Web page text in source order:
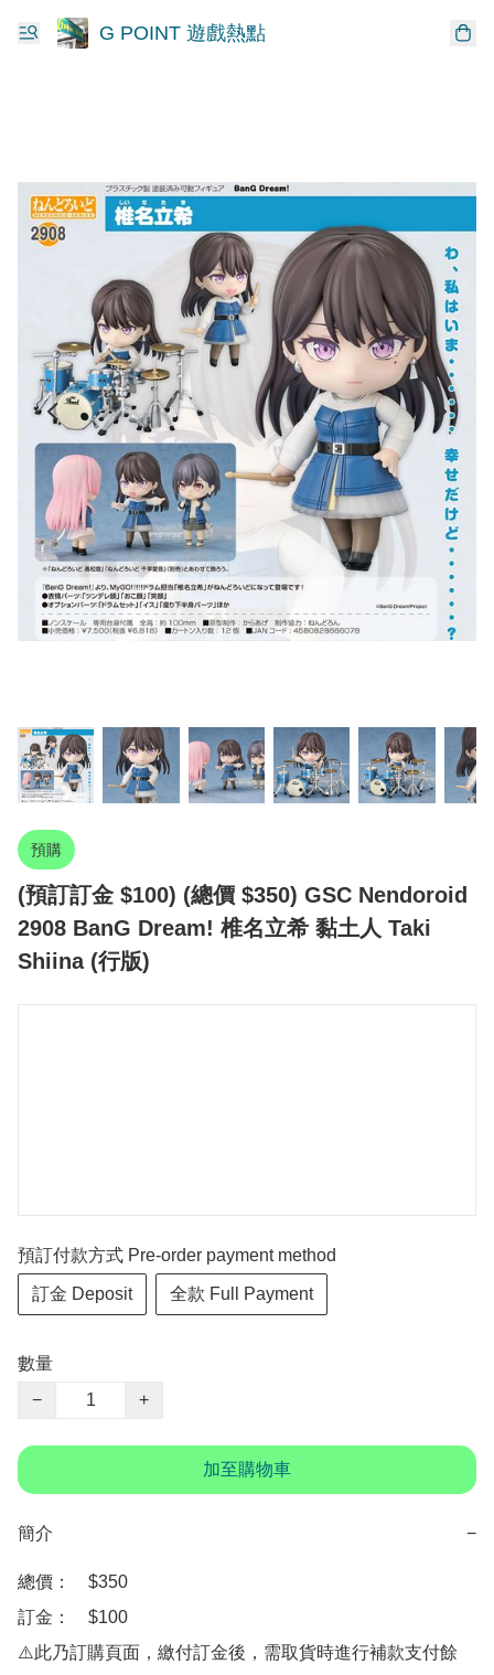
G POINT 遊戲熱點
預購
(預訂訂金 $100) (總價 $350) GSC Nendoroid
2908 BanG Dream! 椎名立希 黏土人 Taki
Shiina (行版)
預訂付款方式 Pre-order payment method
訂金 Deposit 全款 Full Payment
數量
−
+
加至購物車
簡介 −
總價：　$350
訂金：　$100
⚠️此乃訂購頁面，繳付訂金後，需取貨時進行補款支付餘